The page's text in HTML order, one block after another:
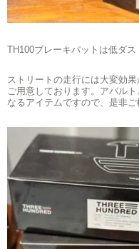
TH100ブレーキパットは低ダス
ストリートの走行には大変効
ご用意しております。アバル
なるアイテムですので、是非ご